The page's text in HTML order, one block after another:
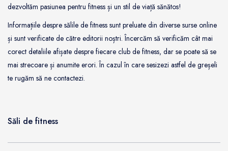
dezvoltăm pasiunea pentru fitness și un stil de viață sănătos!
Informațiile despre sălile de fitness sunt preluate din diverse surse online
și sunt verificate de către editorii noștri. Încercăm să verificăm cât mai
corect detaliile afișate despre fiecare club de fitness, dar se poate să se
mai strecoare și anumite erori. În cazul în care sesizezi astfel de greșeli
te rugăm să ne contactezi.
Săli de fitness